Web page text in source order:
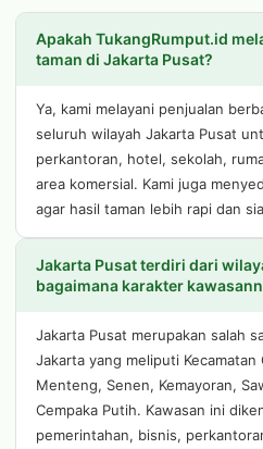
Apakah TukangRumput.id
taman di Jakarta Pusat?
Ya, kami melayani penjualan
seluruh wilayah Jakarta Pusat
perkantoran, hotel, sekolah,
area komersial. Kami juga
agar hasil taman lebih rapi dan
Jakarta Pusat terdiri dari
bagaimana karakter
Jakarta Pusat merupakan salah
Jakarta yang meliputi Kecamatan
Menteng, Senen, Kemayoran,
Cempaka Putih. Kawasan ini
pemerintahan, bisnis,